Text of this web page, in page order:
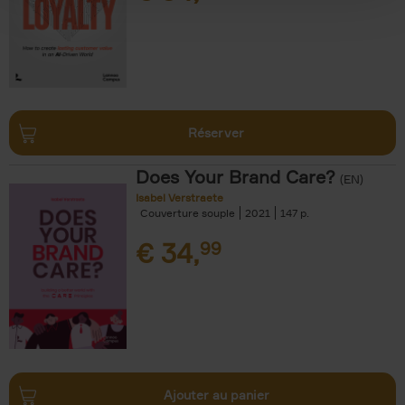
Réserver
Does Your Brand Care? (EN)
Isabel Verstraete
Couverture souple
2021 147
€ 34,99
Ajouter au panier